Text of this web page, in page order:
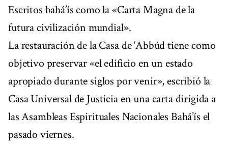
Escritos bahá’ís como la «Carta Magna de la
futura civilización mundial».
La restauración de la Casa de ‘Abbúd tiene como
objetivo preservar «el edificio en un estado
apropiado durante siglos por venir», escribió la
Casa Universal de Justicia en una carta dirigida a
las Asambleas Espirituales Nacionales Bahá’ís el
pasado viernes.